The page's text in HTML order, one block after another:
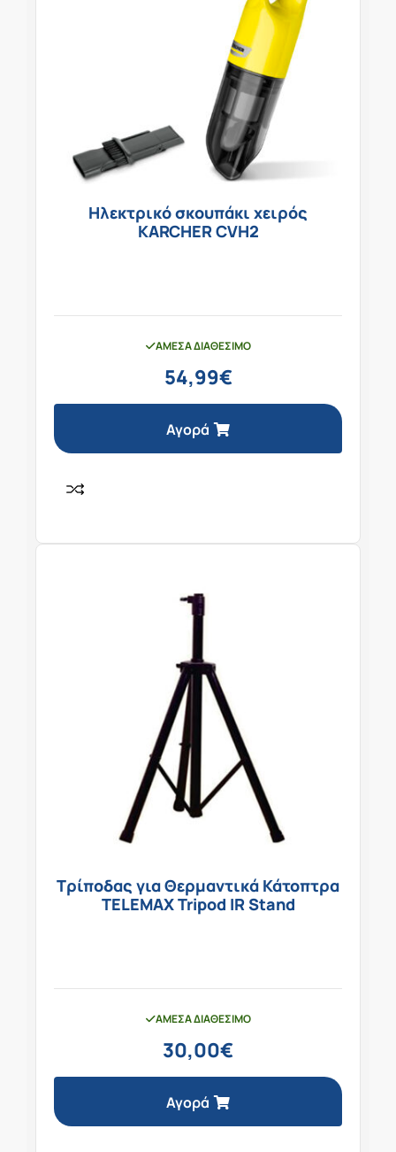
Ηλεκτρικό σκουπάκι χειρός
KARCHER CVH2
ΆΜΕΣΑ ΔΙΑΘΈΣΙΜΟ
54,99€
Αγορά
Τρίποδας για Θερμαντικά Κάτοπτρα
TELEMAX Tripod IR Stand
ΆΜΕΣΑ ΔΙΑΘΈΣΙΜΟ
30,00€
Αγορά